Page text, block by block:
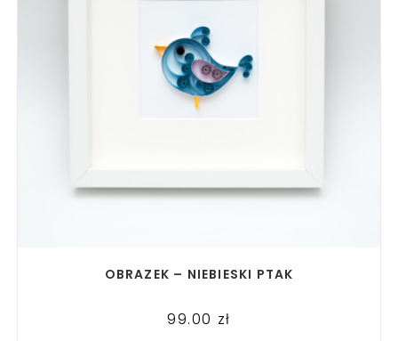
OBRAZEK – NIEBIESKI PTAK
99.00 zł